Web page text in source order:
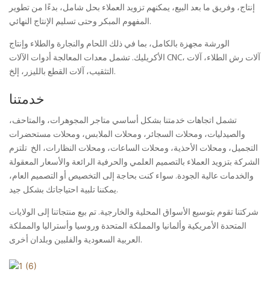
إنتاج، وفريق ما بعد البيع، يمكنهم تزويد العملاء بحل شامل، بدءًا من تطوير
المفهوم المبكر وحتى تسليم الإنتاج النهائي.
الورشة مجهزة بالكامل، بما في ذلك اللحام والنجارة والطلاء وإنتاج
الأكريليك. تشمل معدات المعالجة أدوات الآلات CNC، آلات رش الطلاء، آلات
التثقيب، آلات القطع بالليزر، إلخ.
خدمتنا
تشمل اتجاهات خدمتنا بشكل أساسي متاجر المجوهرات، والمتاحف،
والصيدليات، ومحلات السجائر، ومحلات الملابس، ومحلات مستحضرات
التجميل، ومحلات الأحذية، ومحلات الساعات، ومحلات النظارات، الخ تلتزم
الشركة بتزويد العملاء بالتصميم العلمي والحرفية الرائعة والأسعار المعقولة
والخدمات عالية الجودة. سواء كنت بحاجة إلى التخصيص أو التصميم العام،
يمكننا تلبية احتياجاتك بشكل جيد.
شركتنا تقوم بتوسيع الأسواق المحلية والخارجية. تم بيع منتجاتنا إلى الولايات
المتحدة الأمريكية وألمانيا والمملكة المتحدة وروسيا وأستراليا والمملكة
العربية السعودية والفلبين وبلدان أخرى.